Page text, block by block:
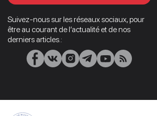
Suivez-nous sur les réseaux sociaux, pour
être au courant de l’actualité et de nos
derniers articles.: